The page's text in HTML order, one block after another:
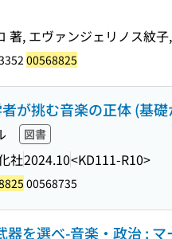
著, エヴァンジェリノス紋
00568825
が挑む音楽の正体 (基
図書
社2024.10<KD111-R10>
00568735
器を選べ-音楽・政治 :